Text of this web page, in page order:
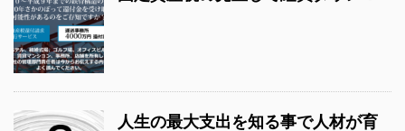
人生の最大支出を知る事で人材が育